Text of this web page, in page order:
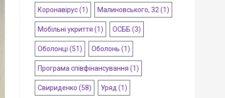
Коронавірус(1) Малиновського, 32(1)
Мобільні укриття (1) ОСББ (3)
Оболонці (51) Оболонь (1)
Програма співфінансування (1)
Свириденко (58) Уряд (1)